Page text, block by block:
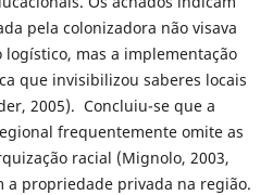
pela colonizadora não visava
mas a implementação
que invisibilizou saberes locais
2005). Concluiu-se que a
frequentemente omite as
racial (Mignolo, 2003,
a propriedade privada na região.